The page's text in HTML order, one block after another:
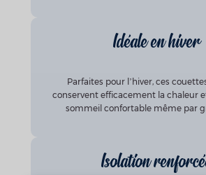
Idéale en hiver
Parfaites pour l’hiver, ces
conservent efficacement la chaleur
sommeil confortable même par
Isolation